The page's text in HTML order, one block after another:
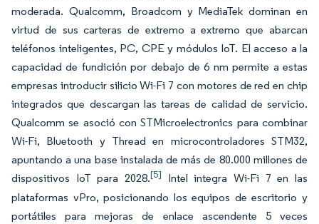
moderada. Qualcomm, Broadcom y MediaTek dominan en
virtud de sus carteras de extremo a extremo que abarcan
teléfonos inteligentes, PC, CPE y módulos IoT. El acceso a la
capacidad de fundición por debajo de 6 nm permite a estas
empresas introducir silicio Wi-Fi 7 con motores de red en chip
integrados que descargan las tareas de calidad de servicio.
Qualcomm se asoció con STMicroelectronics para combinar
Wi-Fi, Bluetooth y Thread en microcontroladores STM32,
apuntando a una base instalada de más de 80.000 millones de
dispositivos IoT para 2028.[5]
Intel integra Wi-Fi 7 en las
plataformas vPro, posicionando los equipos de escritorio y
portátiles para mejoras de enlace ascendente 5 veces